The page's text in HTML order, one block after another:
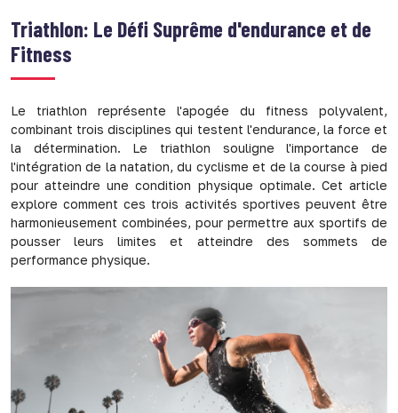
Triathlon: Le Défi Suprême d'endurance et de
Fitness
Le triathlon représente l'apogée du fitness polyvalent,
combinant trois disciplines qui testent l'endurance, la force et
la détermination. Le triathlon souligne l'importance de
l'intégration de la natation, du cyclisme et de la course à pied
pour atteindre une condition physique optimale. Cet article
explore comment ces trois activités sportives peuvent être
harmonieusement combinées, pour permettre aux sportifs de
pousser leurs limites et atteindre des sommets de
performance physique.